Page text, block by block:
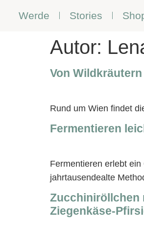
Werde Stories
Autor:
Von
Rund um Wien findet
Fermentieren
Fermentieren erlebt
jahrtausendealte
Zucchiniröllchen
Ziegenkäse-